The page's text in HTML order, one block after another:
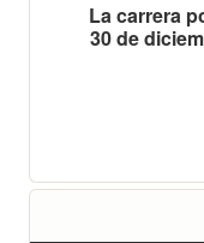
La carrera
30 de